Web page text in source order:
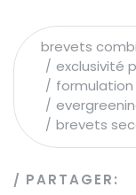
brevets
exclusivité
brevets
PARTAGER: